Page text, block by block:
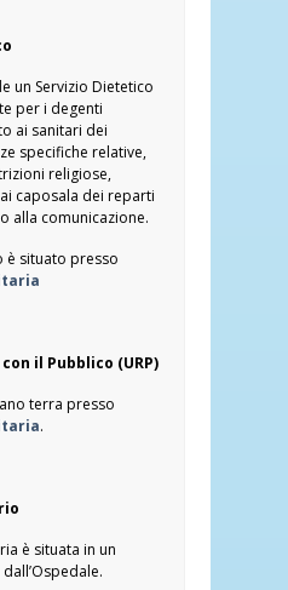
un Servizio Dietetico
per i degenti
ai sanitari dei
specifiche relative,
religiose,
caposala dei reparti
alla comunicazione.
è situato presso
il Pubblico (URP)
terra presso
.
è situata in un